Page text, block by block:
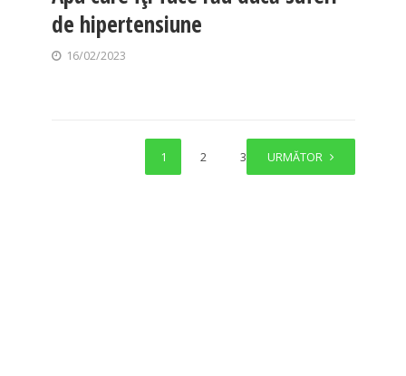
de hipertensiune
16/02/2023
1 2 3 URMĂTOR